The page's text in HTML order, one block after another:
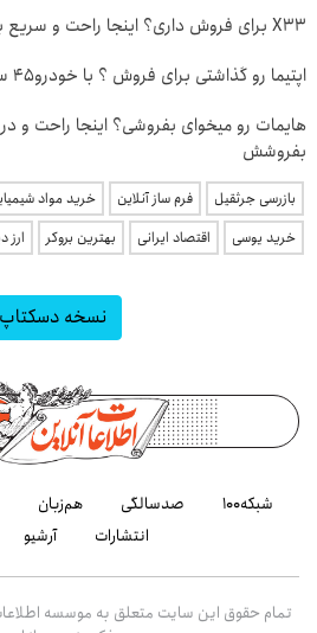
X33 برای فروش داری؟ اینجا راحت و سریع بفروشش
اپتیما رو گذاشتی برای فروش ؟ با خودرو45 سریع و راحت بفروش
هایمات رو میخوای بفروشی؟ اینجا راحت و
بفروشش
بازرسی جرثقیل فرم ساز آنلاین خرید مواد
خرید یوسی
اقتصاد ایرانی بهترین بروکر ارز
نسخه دسکتاپ
شبکه۱۰۰ صدسالگی هم‌زبان
انتشارات
آرشیو
تمام حقوق این سایت متعلق به موسسه